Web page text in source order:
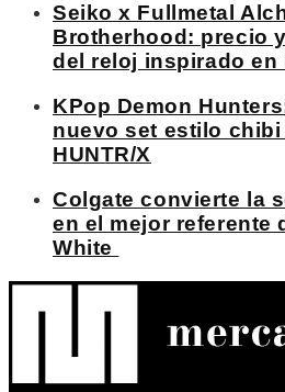
Seiko x Fullmetal
Brotherhood: precio
del reloj inspirado en
KPop Demon
nuevo set estilo
HUNTR/X
Colgate convierte la
en el mejor referente
White